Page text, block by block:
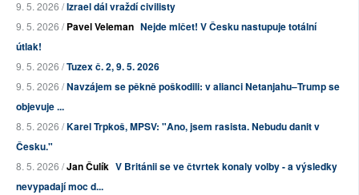
9. 5. 2026 /Izrael dál vraždí civilisty
9. 5. 2026 /Pavel Veleman Nejde mlčet! V Česku nastupuje totální
útlak!
9. 5. 2026 /Tuzex č. 2, 9. 5. 2026
9. 5. 2026 /Navzájem se pěkně poškodili: v alianci Netanjahu–Trump se
objevuje ...
8. 5. 2026 /Karel Trpkoš, MPSV: "Ano, jsem rasista. Nebudu danit v
Česku."
8. 5. 2026 /Jan Čulík V Británii se ve čtvrtek konaly volby - a výsledky
nevypadají moc d...